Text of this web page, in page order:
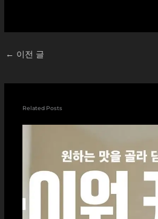
← 이전 글
Related Posts